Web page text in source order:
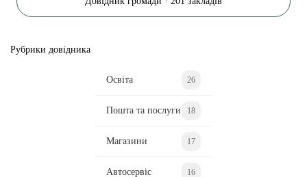
Рубрики довідника
Освіта 26
Пошта та послуги 18
Магазини 17
Автосервіс 16